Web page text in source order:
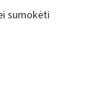
sumokėti